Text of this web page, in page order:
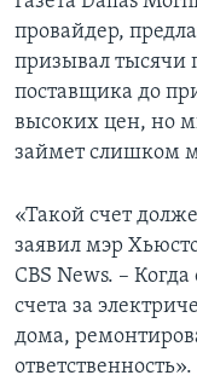
провайдер,
призывал тысячи
поставщика до
высоких цен, но
займет слишком
«Такой счет
заявил мэр
CBS News. –
счета за
дома,
ответственность».